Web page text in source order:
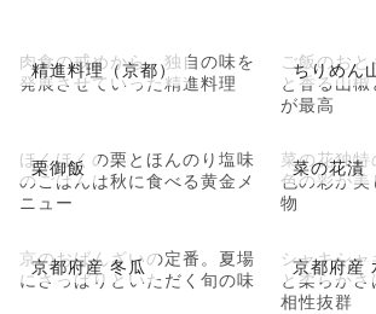
精進料理（京都）
肉食の戒めから、独自の味を
発展させていった精進料理
ちりめん
ご飯のお
と香る山
が最高
栗御飯
ほくほくの栗とほんのり塩味
のごはんは秋に食べる黄金メ
ニュー
菜の花漬
菜の花独
色の彩が
物
京都府産 冬瓜
京のおばんざいの定番。夏場
にさっぱりといただく旬の味
京都府産
シャキシ
と柔らか
相性抜群